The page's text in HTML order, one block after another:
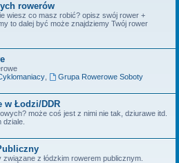
rowerów
wiesz co masz robić? opisz swój rower +
to dalej być może znajdziemy Twój rower
,
Grupa Rowerowe Soboty
w Łodzi/DDR
może coś jest z nimi nie tak, dziurawe itd.
dziale.
z łódzkim rowerem publicznym.